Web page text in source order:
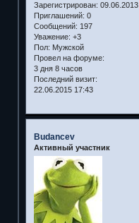
Зарегистрирован: 09.06.2013
Приглашений: 0
Сообщений: 197
Уважение: +3
Пол: Мужской
Провел на форуме:
3 дня 8 часов
Последний визит:
22.06.2015 17:43
Budancev
Активный участник